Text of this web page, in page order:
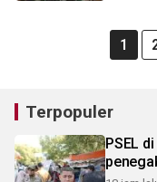
1
Terpopuler
PSEL